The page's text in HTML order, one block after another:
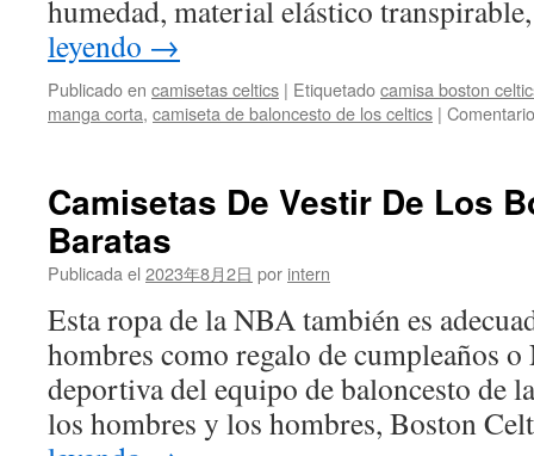
humedad, material elástico
leyendo →
Publicado en camisetas celtics | Etiquetadocamisa boston
manga corta, camiseta de baloncesto de los celtics |
Camisetas De Vestir De Los
Baratas
Publicada el 2023年8月2日 por intern
Esta ropa de la NBA también es
hombres como regalo de cumpleaños o
deportiva del equipo de baloncesto de
los hombres y los hombres, Boston